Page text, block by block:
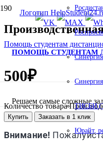
ПОМОЩЬ СТУДЕНТАМ
Решаем самые сложные
ТИСБИ
Юрайт,
Помощь студентам
500₽
Количество товара
Купить Заказать в 1 клик
Внимание!